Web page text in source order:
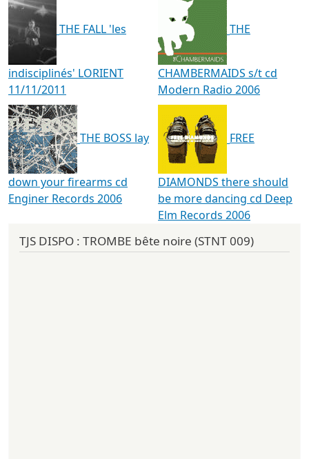
THE FALL 'les
indisciplinés' LORIENT
11/11/2011
THE
CHAMBERMAIDS s/t cd
Modern Radio 2006
THE BOSS lay
down your firearms cd
Enginer Records 2006
FREE
DIAMONDS there should
be more dancing cd Deep
Elm Records 2006
TJS DISPO : TROMBE bête noire (STNT 009)